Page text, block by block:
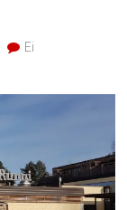
Ei